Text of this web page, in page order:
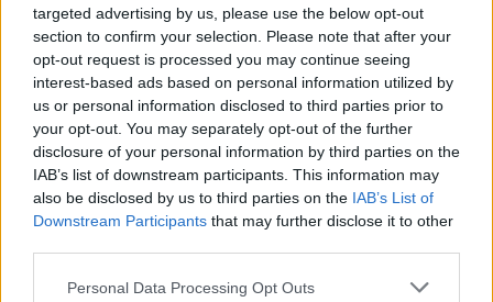
targeted advertising by us, please use the below opt-out
section to confirm your selection. Please note that after your
opt-out request is processed you may continue seeing
interest-based ads based on personal information utilized by
us or personal information disclosed to third parties prior to
your opt-out. You may separately opt-out of the further
disclosure of your personal information by third parties on the
IAB’s list of downstream participants. This information may
also be disclosed by us to third parties on the IAB’s List of
Downstream Participants that may further disclose it to other
Please note that this website/app uses one or more Google
Personal Data Processing Opt Outs
többsége szakszerűen már nem ápolható
A MÚOSZ sajtódíjának második helyét nyerte el a Borsod24 és
a Paraméter közös riportfilmje a Sajó szennyezéséről
Tánccal, zeneszóval és vásárral telik meg Jászberény, indul a
Csángó Fesztivál
Meghosszabbított hőségriasztás és vízkorlátozások, a
mezőtúri kórházban leállt a klíma
Tragédiába torkollott a segítségnyújtás elmulasztása, három